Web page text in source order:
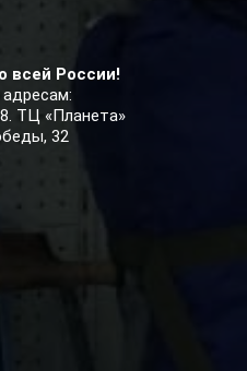
всей России!
ТЦ «Планета»
32